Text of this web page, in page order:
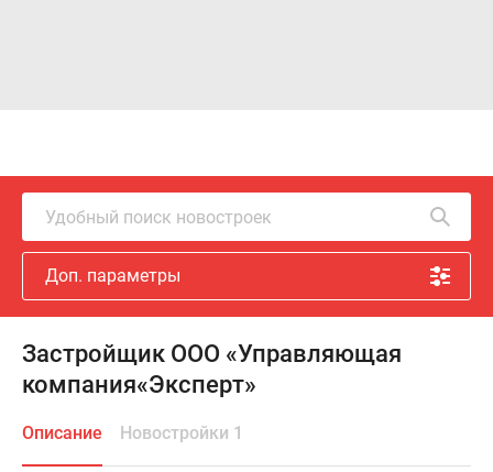
Удобный поиск новостроек
Доп. параметры
Застройщик ООО «Управляющая
компания«Эксперт»
Описание Новостройки 1